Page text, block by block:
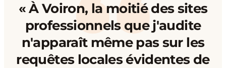
« À Voiron, la moitié des sites
professionnels que j'audite
n'apparaît même pas sur les
requêtes locales évidentes de